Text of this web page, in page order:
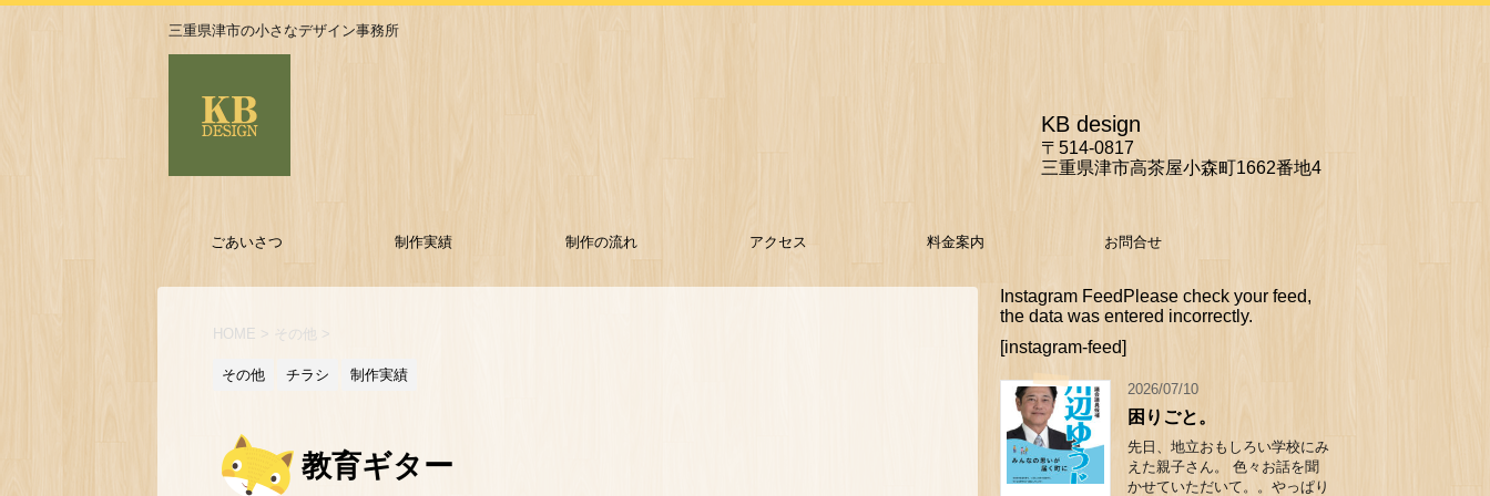
三重県津市の小さなデザイン事務所
KB design
〒514-0817
三重県津市高茶屋小森町1662番地4
ごあいさつ 制作実績 制作の流れ アクセス 料金案内 お問合せ
HOME > その他 >
その他 チラシ 制作実績
教育ギター
Instagram FeedPlease check your feed,
the data was entered incorrectly.
[instagram-feed]
2026/07/10
困りごと。
先日、地立おもしろい学校にみ
えた親子さん。 色々お話を聞
かせていただいて。。やっぱり